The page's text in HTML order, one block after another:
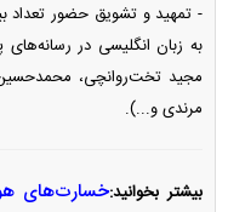
- تمهید و تشویق حضور تعداد
به زبان انگلیسی در
مجید تخت‌روانچی،
مرندی و...).
بیشتر بخوانید: